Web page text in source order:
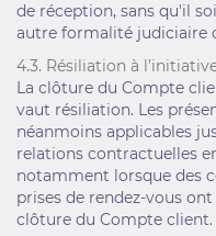
de réception, sans qu'il
autre formalité judiciaire
4.3. Résiliation à
La clôture du Compte
vaut résiliation. Les
néanmoins applicables
relations contractuelles
notamment lorsque des
prises de rendez-vous
clôture du Compte client.